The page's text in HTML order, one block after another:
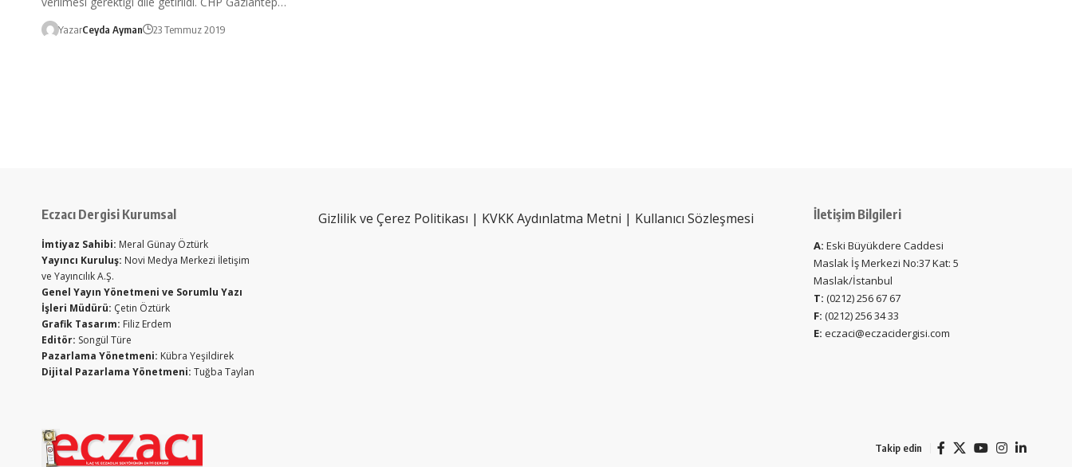
YazarCeyda Ayman 23 Temmuz 2019
Eczacı Dergisi Kurumsal
İmtiyaz Sahibi: Meral Günay Öztürk
Yayıncı Kuruluş: Novi Medya Merkezi İletişim
ve Yayıncılık A.Ş.
Genel Yayın Yönetmeni ve Sorumlu Yazı
İşleri Müdürü: Çetin Öztürk
Grafik Tasarım: Filiz Erdem
Editör: Songül Türe
Pazarlama Yönetmeni: Kübra Yeşildirek
Dijital Pazarlama Yönetmeni: Tuğba Taylan
Gizlilik ve Çerez Politikası | KVKK Aydınlatma Metni | Kullanıcı Sözleşmesi İletişim Bilgileri
A: Eski Büyükdere Caddesi
Maslak İş Merkezi No:37 Kat: 5
Maslak/İstanbul
T: (0212) 256 67 67
F: (0212) 256 34 33
E: eczaci@eczacidergisi.com
Takip edin